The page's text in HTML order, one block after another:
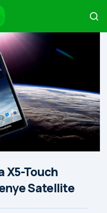
X5-Touch
Satellite